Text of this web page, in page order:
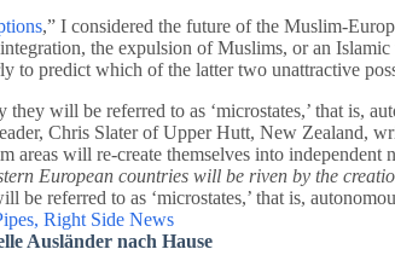
,” I considered the future of the Muslim-
the expulsion of Muslims, or an
to predict which of the latter two unattractive
they will be referred to as ‘microstates,’ that is,
Chris Slater of Upper Hutt, New Zealand,
areas will re-create themselves into independent
European countries will be riven by the
be referred to as ‘microstates,’ that is,
Right Side News
Ausländer nach Hause